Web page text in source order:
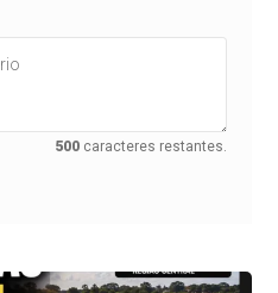
500 caracteres restantes.